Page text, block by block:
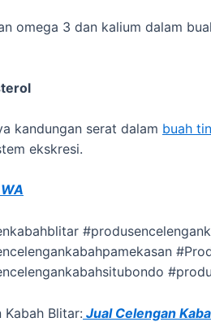
omega 3 dan kalium dalam
kandungan serat dalam buah tin
ekskresi.
Kabah Blitar: Jual Celengan